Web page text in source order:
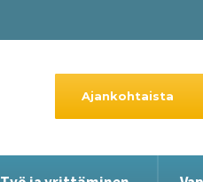
Ajankohtaista